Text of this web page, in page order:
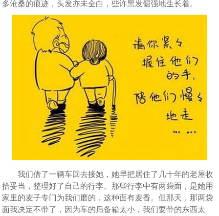
多沧桑的痕迹，头发亦未全白，些许黑发倔强地生长着。
我们借了一辆车回去接她，她早把居住了几十年的老屋收
拾妥当，整理好了自己的行李。那些行李中有两袋面，是她用
家里的麦子专门为我们磨的，这种面有麦香。但那天，那两袋
面我决定不带了，因为车的后备箱太小，我们要带的东西太